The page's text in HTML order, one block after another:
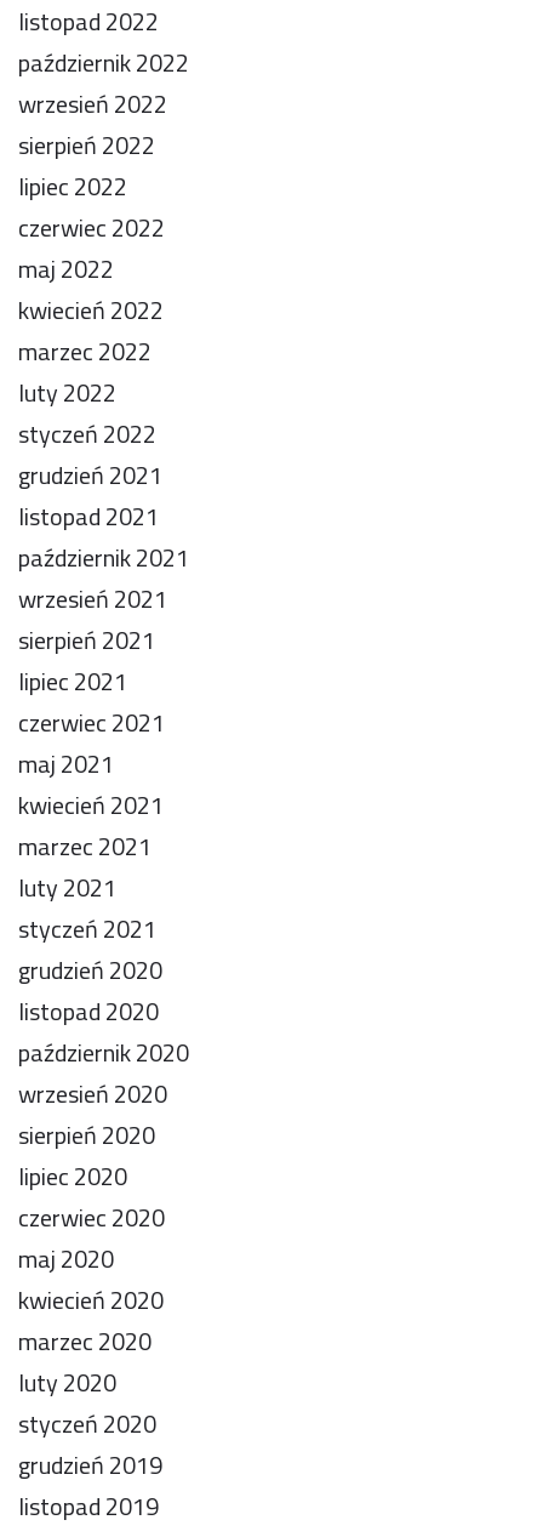
listopad 2022
październik 2022
wrzesień 2022
sierpień 2022
lipiec 2022
czerwiec 2022
maj 2022
kwiecień 2022
marzec 2022
luty 2022
styczeń 2022
grudzień 2021
listopad 2021
październik 2021
wrzesień 2021
sierpień 2021
lipiec 2021
czerwiec 2021
maj 2021
kwiecień 2021
marzec 2021
luty 2021
styczeń 2021
grudzień 2020
listopad 2020
październik 2020
wrzesień 2020
sierpień 2020
lipiec 2020
czerwiec 2020
maj 2020
kwiecień 2020
marzec 2020
luty 2020
styczeń 2020
grudzień 2019
listopad 2019